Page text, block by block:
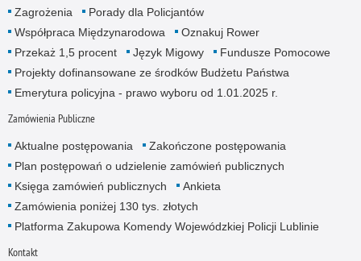
Zagrożenia
Porady dla Policjantów
Współpraca Międzynarodowa
Oznakuj Rower
Przekaż 1,5 procent
Język Migowy
Fundusze Pomocowe
Projekty dofinansowane ze środków Budżetu Państwa
Emerytura policyjna - prawo wyboru od 1.01.2025 r.
Zamówienia Publiczne
Aktualne postępowania
Zakończone postępowania
Plan postępowań o udzielenie zamówień publicznych
Księga zamówień publicznych
Ankieta
Zamówienia poniżej 130 tys. złotych
Platforma Zakupowa Komendy Wojewódzkiej Policji Lublinie
Kontakt